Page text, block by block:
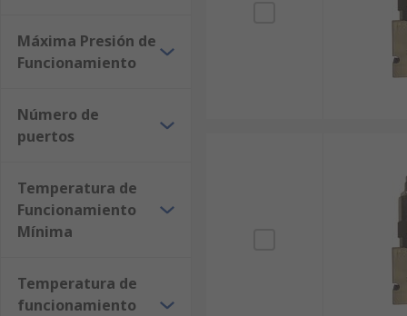
Máxima Presión de
Funcionamiento
Número de
puertos
Temperatura de
Funcionamiento
Mínima
Temperatura de
funcionamiento